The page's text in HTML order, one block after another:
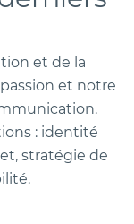
et de la
et notre
: identité
stratégie de